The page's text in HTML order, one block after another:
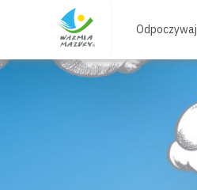
Odpoczywaj